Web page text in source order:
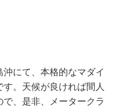
にて、本格的なマダイ
。天候が良ければ間人
、是非、メータークラ